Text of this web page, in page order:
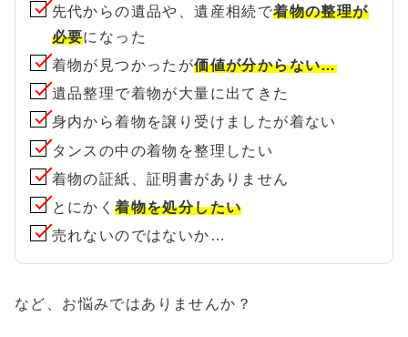
先代からの遺品や、遺産相続で着物の整理が
必要になった
着物が見つかったが価値が分からない…
遺品整理で着物が大量に出てきた
身内から着物を譲り受けましたが着ない
タンスの中の着物を整理したい
着物の証紙、証明書がありません
とにかく着物を処分したい
売れないのではないか…
など、お悩みではありませんか？